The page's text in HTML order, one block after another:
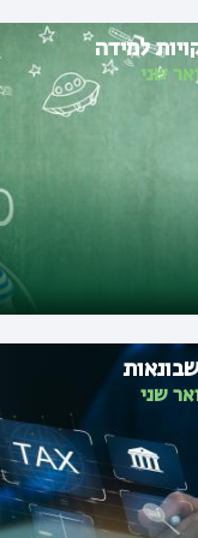
למידה
שני
שני